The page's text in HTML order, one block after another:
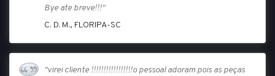
Bye ate breve!!!"
C. D. M., FLORIPA-SC
"virei cliente !!!!!!!!!!!!!!!!!o pessoal adoram pois as peças